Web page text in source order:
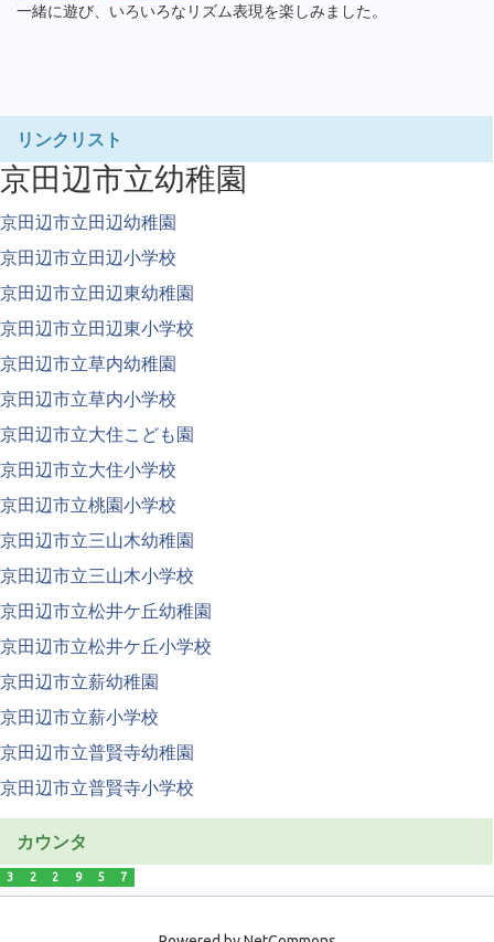
一緒に遊び、いろいろなリズム表現を楽しみました。
リンクリスト
京田辺市立幼稚園
京田辺市立田辺幼稚園
京田辺市立田辺小学校
京田辺市立田辺東幼稚園
京田辺市立田辺東小学校
京田辺市立草内幼稚園
京田辺市立草内小学校
京田辺市立大住こども園
京田辺市立大住小学校
京田辺市立桃園小学校
京田辺市立三山木幼稚園
京田辺市立三山木小学校
京田辺市立松井ケ丘幼稚園
京田辺市立松井ケ丘小学校
京田辺市立薪幼稚園
京田辺市立薪小学校
京田辺市立普賢寺幼稚園
京田辺市立普賢寺小学校
カウンタ
3 2 2 9 5 7